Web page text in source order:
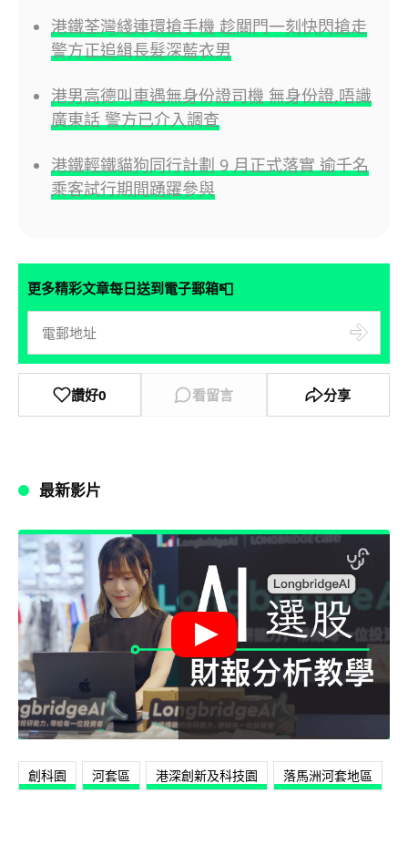
港鐵荃灣綫連環搶手機 趁關門一刻快閃搶走
警方正追緝長髮深藍衣男
港男高德叫車遇無身份證司機 無身份證,唔識
廣東話 警方已介入調查
港鐵輕鐵貓狗同行計劃 9 月正式落實 逾千名
乘客試行期間踴躍參與
更多精彩文章每日送到電子郵箱📮
讚好0 看留言 分享
最新影片
創科園 河套區 港深創新及科技園 落馬洲河套地區